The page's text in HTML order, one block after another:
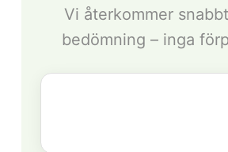
Vi återkommer
bedömning – inga